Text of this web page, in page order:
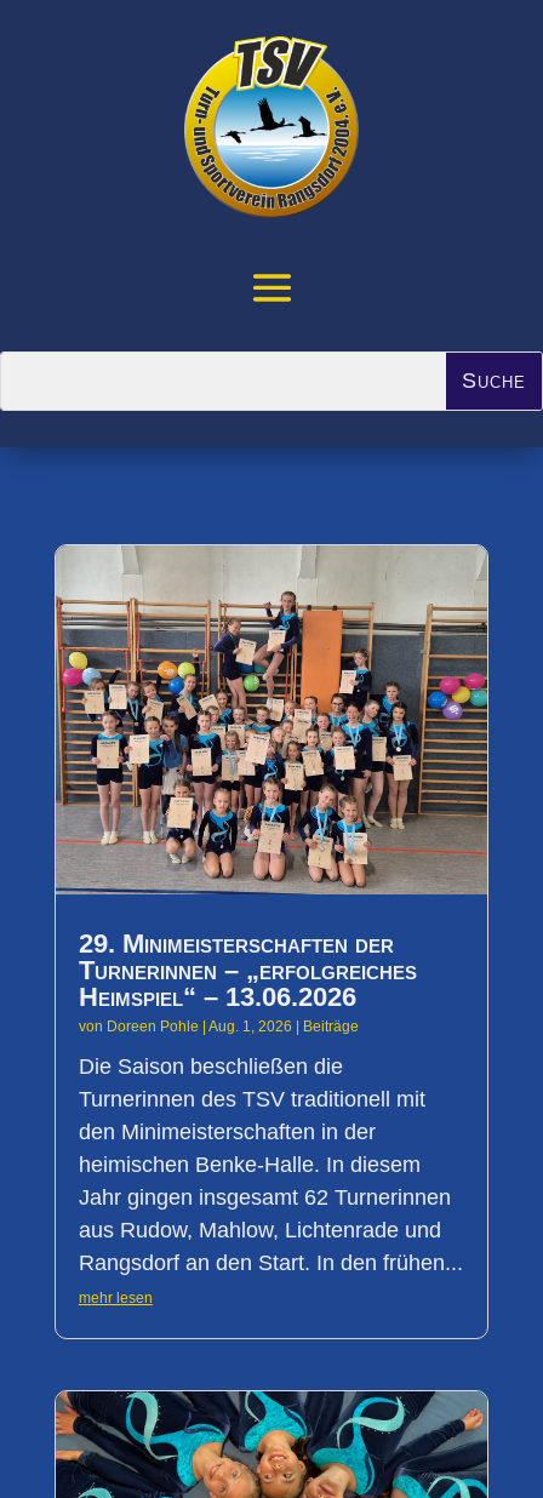
29. Minimeisterschaften der
Turnerinnen – „erfolgreiches
Heimspiel“ – 13.06.2026
von Doreen Pohle Aug. 1, 2026 Beiträge
Die Saison beschließen die
Turnerinnen des TSV traditionell mit
den Minimeisterschaften in der
heimischen Benke-Halle. In diesem
Jahr gingen insgesamt 62 Turnerinnen
aus Rudow, Mahlow, Lichtenrade und
Rangsdorf an den Start. In den frühen...
mehr lesen